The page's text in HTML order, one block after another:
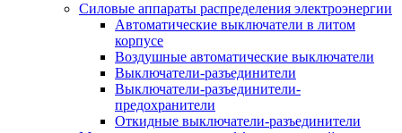
Силовые аппараты распределения электроэнергии
Автоматические выключатели в литом
корпусе
Воздушные автоматические выключатели
Выключатели-разъединители
Выключатели-разъединители-
предохранители
Откидные выключатели-разъединители